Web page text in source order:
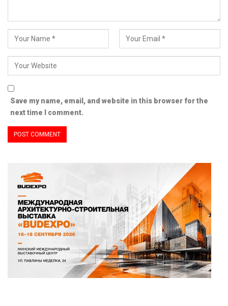
Save my name, email, and website in this browser for the
next time I comment.